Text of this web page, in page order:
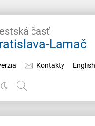
časť
Lamač
Kontakty English